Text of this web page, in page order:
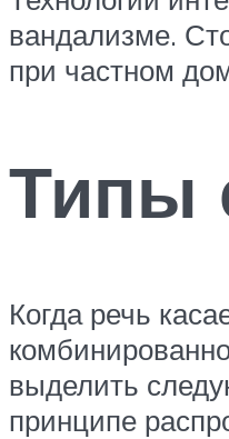
вандализме.
при частном
Типы
Когда речь
выделить
принципе